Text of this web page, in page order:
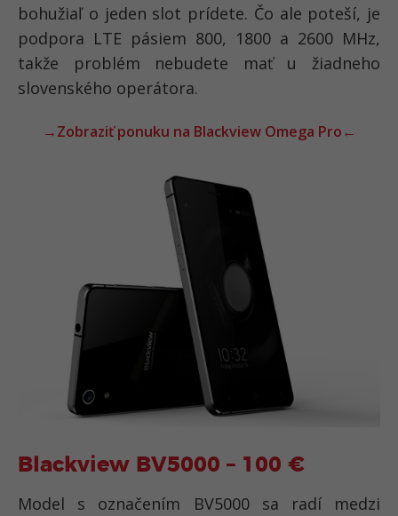
bohužiaľ o jeden slot prídete. Čo ale poteší, je
podpora LTE pásiem 800, 1800 a 2600 MHz,
takže problém nebudete mať u žiadneho
slovenského operátora.
→Zobraziť ponuku na Blackview Omega Pro←
Blackview BV5000 – 100 €
Model s označením BV5000 sa radí medzi